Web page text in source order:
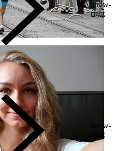
arrow-
right
arrow-
right